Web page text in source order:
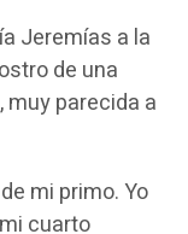
Jeremías a la
de una
muy parecida a
mi primo. Yo
cuarto